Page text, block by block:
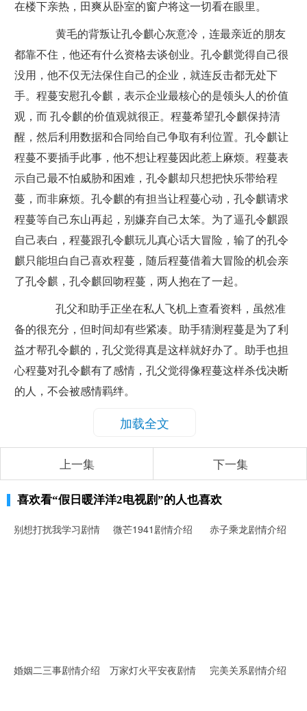
在楼下亲热，田爽从卧室的窗户将这一切看在眼里。
黄毛的背叛让孔令麒心灰意冷，连最亲近的朋友
都靠不住，他还有什么资格去谈创业。孔令麒觉得自己很
没用，他不仅无法保住自己的企业，就连反击都无处下
手。程蔓安慰孔令麒，表示企业最核心的是领头人的价值
观，而 孔令麒的价值观就很正。程蔓希望孔令麒保持清
醒，然后利用数据和合同给自己争取有利位置。孔令麒让
程蔓不要插手此事，他不想让程蔓因此惹上麻烦。程蔓表
示自己最不怕威胁和困难，孔令麒却只想把快乐带给程
蔓，而非麻烦。孔令麒的有担当让程蔓心动，孔令麒请求
程蔓等自己东山再起，别嫌弃自己太笨。为了逼孔令麒跟
自己表白，程蔓跟孔令麒玩儿真心话大冒险，输了的孔令
麒只能坦白自己喜欢程蔓，随后程蔓借着大冒险的机会亲
了孔令麒，孔令麒回吻程蔓，两人抱在了一起。
孔父和助手正坐在私人飞机上查看资料，虽然准
备的很充分，但时间却有些紧凑。助手猜测程蔓是为了利
益才帮孔令麒的，孔父觉得真是这样就好办了。助手也担
心程蔓对孔令麒有了感情，孔父觉得像程蔓这样杀伐决断
的人，不会被感情羁绊。
加载全文
上一集 下一集
喜欢看“假日暖洋洋2电视剧”的人也喜欢
别想打扰我学习剧情
微芒1941剧情介绍 赤子乘龙剧情介绍
婚姻二三事剧情介绍
万家灯火平安夜剧情
完美关系剧情介绍